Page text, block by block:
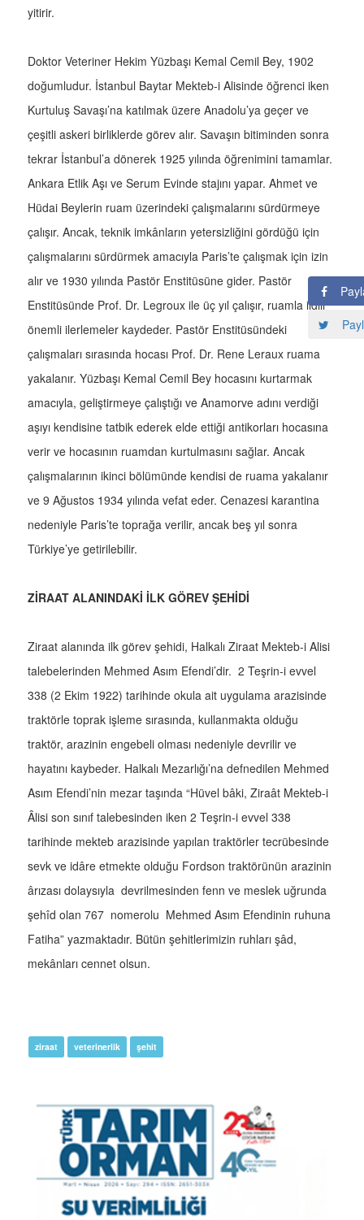
yitirir.
Doktor Veteriner Hekim Yüzbaşı Kemal Cemil Bey, 1902
doğumludur. İstanbul Baytar Mekteb-i Alisinde öğrenci iken
Kurtuluş Savaşı’na katılmak üzere Anadolu’ya geçer ve
çeşitli askeri birliklerde görev alır. Savaşın bitiminden sonra
tekrar İstanbul’a dönerek 1925 yılında öğrenimini tamamlar.
Ankara Etlik Aşı ve Serum Evinde stajını yapar. Ahmet ve
Hüdai Beylerin ruam üzerindeki çalışmalarını sürdürmeye
çalışır. Ancak, teknik imkânların yetersizliğini gördüğü için
çalışmalarını sürdürmek amacıyla Paris’te çalışmak için izin
alır ve 1930 yılında Pastör Enstitüsüne gider. Pastör
Enstitüsünde Prof. Dr. Legroux ile üç yıl çalışır, ruamla ilgili
önemli ilerlemeler kaydeder. Pastör Enstitüsündeki
çalışmaları sırasında hocası Prof. Dr. Rene Leraux ruama
yakalanır. Yüzbaşı Kemal Cemil Bey hocasını kurtarmak
amacıyla, geliştirmeye çalıştığı ve Anamorve adını verdiği
aşıyı kendisine tatbik ederek elde ettiği antikorları hocasına
verir ve hocasının ruamdan kurtulmasını sağlar. Ancak
çalışmalarının ikinci bölümünde kendisi de ruama yakalanır
ve 9 Ağustos 1934 yılında vefat eder. Cenazesi karantina
nedeniyle Paris’te toprağa verilir, ancak beş yıl sonra
Türkiye’ye getirilebilir.
ZİRAAT ALANINDAKİ İLK GÖREV ŞEHİDİ
Ziraat alanında ilk görev şehidi, Halkalı Ziraat Mekteb-i Alisi
talebelerinden Mehmed Asım Efendi’dir. 2 Teşrin-i evvel
338 (2 Ekim 1922) tarihinde okula ait uygulama arazisinde
traktörle toprak işleme sırasında, kullanmakta olduğu
traktör, arazinin engebeli olması nedeniyle devrilir ve
hayatını kaybeder. Halkalı Mezarlığı’na defnedilen Mehmed
Asım Efendi’nin mezar taşında “Hüvel bâki, Ziraât Mekteb-i
Âlisi son sınıf talebesinden iken 2 Teşrin-i evvel 338
tarihinde mekteb arazisinde yapılan traktörler tecrübesinde
sevk ve idâre etmekte olduğu Fordson traktörünün arazinin
ârızası dolaysıyla devrilmesinden fenn ve meslek uğrunda
şehîd olan 767 nomerolu Mehmed Asım Efendinin ruhuna
Fatiha” yazmaktadır. Bütün şehitlerimizin ruhları şâd,
mekânları cennet olsun.
ziraat veterinerlik şehit